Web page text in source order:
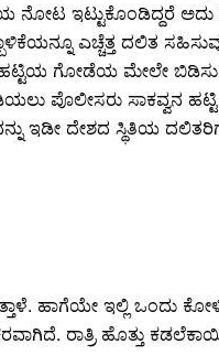
ನೋಟ ಇಟ್ಟುಕೊಂಡಿದ್ದರೆ
ಎಚ್ಚೆತ್ತ ದಲಿತ
ಹಟ್ಟಿಯ ಗೋಡೆಯ ಮೇಲೇ
ಪೊಲೀಸರು ಸಾಕವ್ವನ
ಇಡೀ ದೇಶದ ಸ್ಥಿತಿಯ
ಹಾಗೆಯೇ ಇಲ್ಲಿ ಒಂದು
ರಾತ್ರಿ ಹೊತ್ತು